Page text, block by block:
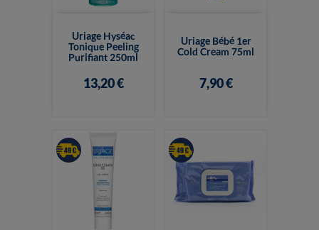
Uriage Hyséac
Tonique Peeling
Purifiant 250ml
13,20 €
Uriage Bébé 1er
Cold Cream 75ml
7,90 €